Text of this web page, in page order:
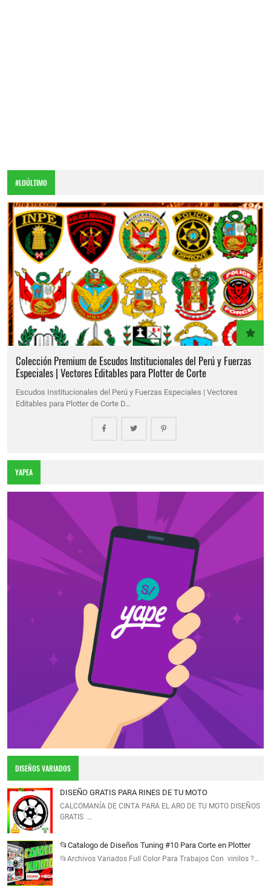
#LOÚLTIMO
Colección Premium de Escudos Institucionales del Perú y Fuerzas
Especiales | Vectores Editables para Plotter de Corte
Escudos Institucionales del Perú y Fuerzas Especiales | Vectores
Editables para Plotter de Corte D…
YAPEA
DISEÑOS VARIADOS
DISEÑO GRATIS PARA RINES DE TU MOTO
CALCOMANÍA DE CINTA PARA EL ARO DE TU MOTO DISEÑOS
GRATIS …
📂Catalogo de Diseños Tuning #10 Para Corte en Plotter
📂Archivos Variados Full Color Para Trabajos Con vinilos ?…